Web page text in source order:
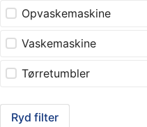
Opvaskemaskine
Vaskemaskine
Tørretumbler
Ryd filter